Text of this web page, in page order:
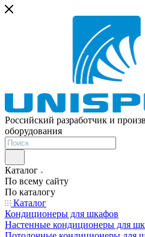
Российский разработчик и
оборудования
Каталог
По всему сайту
По каталогу
Каталог
Кондиционеры для шкафов
Настенные кондиционеры для